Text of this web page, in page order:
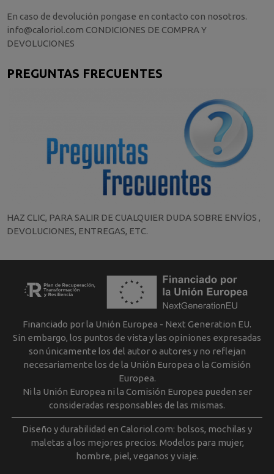
En caso de devolución pongase en contacto con nosotros.
info@caloriol.com CONDICIONES DE COMPRA Y
DEVOLUCIONES
PREGUNTAS FRECUENTES
HAZ CLIC, PARA SALIR DE CUALQUIER DUDA SOBRE ENVÍOS ,
DEVOLUCIONES, ENTREGAS, ETC.
Financiado por la Unión Europea - Next Generation EU.
Sin embargo, los puntos de vista y las opiniones expresadas
son únicamente los del autor o autores y no reflejan
necesariamente los de la Unión Europea o la Comisión
Europea.
Ni la Unión Europea ni la Comisión Europea pueden ser
consideradas responsables de las mismas.
Diseño y durabilidad en Caloriol.com: bolsos, mochilas y
maletas a los mejores precios. Modelos para mujer,
hombre, piel, veganos y viaje.